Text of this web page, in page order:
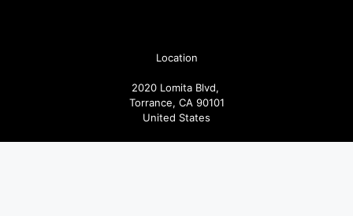
Location
2020 Lomita Blvd,
Torrance, CA 90101
United States